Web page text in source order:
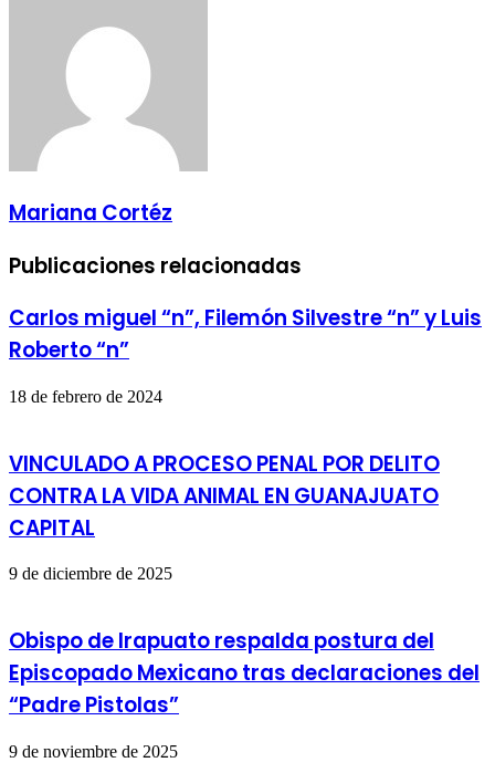
Mariana Cortéz
Publicaciones relacionadas
Carlos miguel “n”, Filemón Silvestre “n” y Luis
Roberto “n”
18 de febrero de 2024
VINCULADO A PROCESO PENAL POR DELITO
CONTRA LA VIDA ANIMAL EN GUANAJUATO
CAPITAL
9 de diciembre de 2025
Obispo de Irapuato respalda postura del
Episcopado Mexicano tras declaraciones del
“Padre Pistolas”
9 de noviembre de 2025